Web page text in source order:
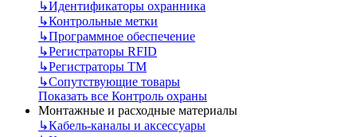
↳Идентификаторы охранника
↳Контрольные метки
↳Программное обеспечение
↳Регистраторы RFID
↳Регистраторы ТМ
↳Сопутствующие товары
Показать все Контроль охраны
Монтажные и расходные материалы
↳Кабель-каналы и аксессуары